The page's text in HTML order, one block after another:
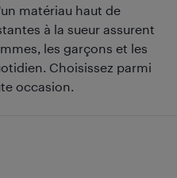
matériau haut de
à la sueur assurent
les garçons et les
Choisissez parmi
occasion.